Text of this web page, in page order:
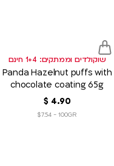
שוקולדים וממתקים: 1+4 חינם
Panda Hazelnut puffs with
chocolate coating 65g
4.90
$
$7.54 - 100GR